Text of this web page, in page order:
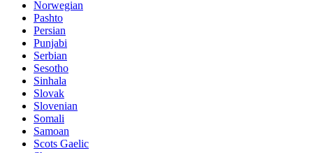
Norwegian
Pashto
Persian
Punjabi
Serbian
Sesotho
Sinhala
Slovak
Slovenian
Somali
Samoan
Scots Gaelic